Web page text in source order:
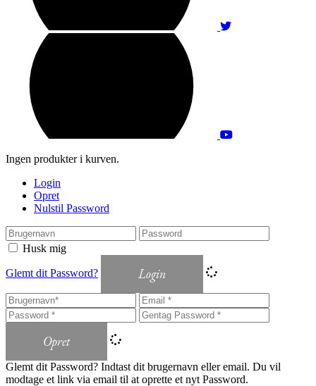
Ingen produkter i kurven.
Login
Opret
Nulstil Password
Husk mig
Glemt dit Password? Login
Opret
Glemt dit Password? Indtast dit brugernavn eller email. Du vil
modtage et link via email til at oprette et nyt Password.